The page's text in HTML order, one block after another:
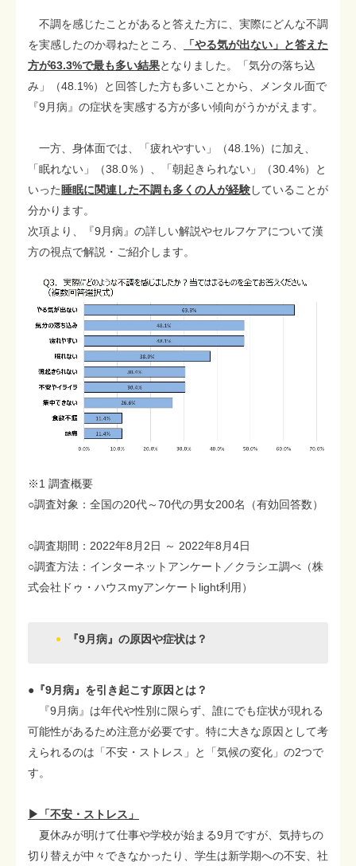
不調を感じたことがあると答えた方に、実際にどんな不調
を実感したのか尋ねたところ、
「やる気が出ない」と答えた
方が63.3%で最も多い結果となりました。「気分の落ち込
み」（48.1%）と回答した方も多いことから、メンタル面で
『9月病』の症状を実感する方が多い傾向がうかがえます。
一方、身体面では、「疲れやすい」（48.1%）に加え、
「眠れない」（38.0％）、「朝起きられない」（30.4%）と
いった 睡眠に関連した不調も多くの人が経験していることが
分かります。
次項より、『9月病』の詳しい解説やセルフケアについて漢
方の視点で解説・ご紹介します。
※1 調査概要
○調査対象：全国の20代～70代の男女200名（有効回答数）
○調査期間：2022年8月2日 ～ 2022年8月4日
○調査方法：インターネットアンケート／クラシエ調べ（株
式会社ドゥ・ハウスmyアンケートlight利用）
『9月病』の原因や症状は？
●『9月病』を引き起こす原因とは？
『9月病』は年代や性別に限らず、誰にでも症状が現れる
可能性があるため注意が必要です。特に大きな原因として考
えられるのは「不安・ストレス」と「気候の変化」の2つで
す。
▶「不安・ストレス」
夏休みが明けて仕事や学校が始まる9月ですが、気持ちの
切り替えが中々できなかったり、学生は新学期への不安、社